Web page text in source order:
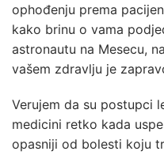
ophođenju prema
kako brinu o vama
astronautu na Mesecu,
vašem zdravlju je
Verujem da su postupci
medicini retko kada
opasniji od bolesti koju